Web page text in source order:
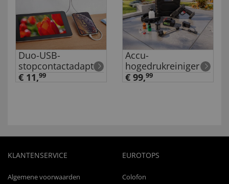
Duo-USB-
stopcontactadapter
€ 11,99
Accu-
hogedrukreiniger
€ 99,99
KLANTENSERVICE
Algemene voorwaarden
EUROTOPS
Colofon